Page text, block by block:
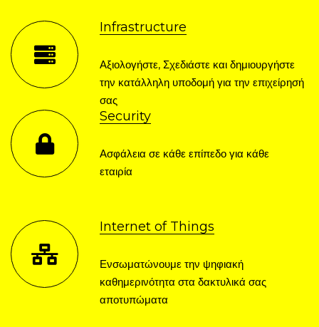
Infrastructure
Αξιολογήστε, Σχεδιάστε και δημιουργήστε
την κατάλληλη υποδομή για την επιχείρησή
σας
Security
Ασφάλεια σε κάθε επίπεδο για κάθε
εταιρία
Internet of Things
Ενσωματώνουμε την ψηφιακή
καθημερινότητα στα δακτυλικά σας
αποτυπώματα